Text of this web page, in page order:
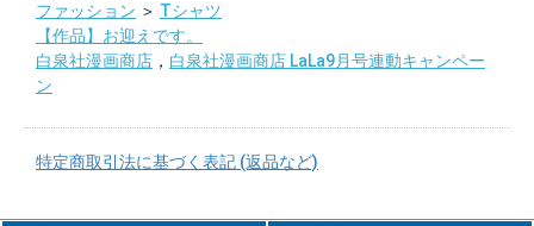
ファッション ＞ Tシャツ
【作品】お迎えです。
白泉社漫画商店 ， 白泉社漫画商店 LaLa9月号連動キャンペー
ン
特定商取引法に基づく表記 (返品など)